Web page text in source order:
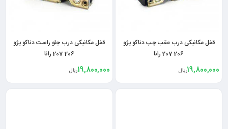
قفل مکانیکی درب عقب چپ دناکو پژو
206 207 رانا
19,800,000ریال
قفل مکانیکی درب جلو راست دناکو پژو
206 207 رانا
19,800,000ریال